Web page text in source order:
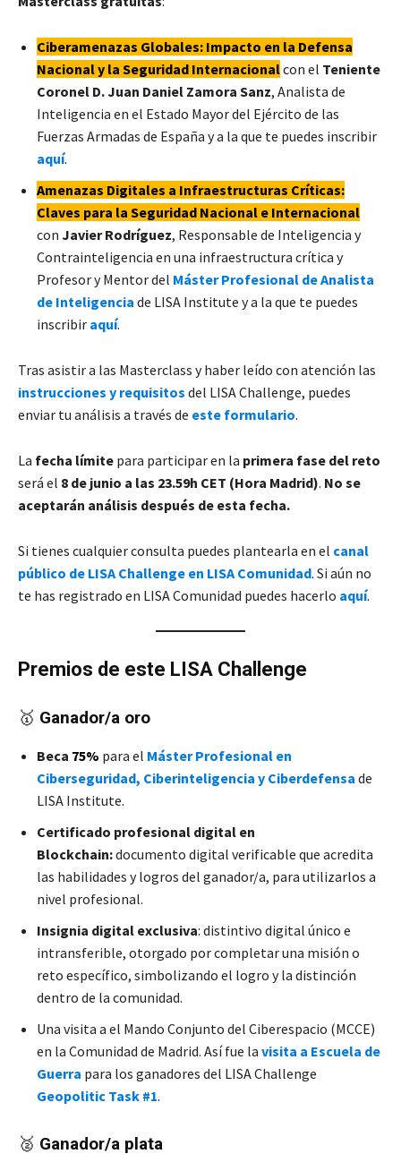
Ciberamenazas Globales: Impacto en la Defensa
Nacional y la Seguridad Internacionalcon el Teniente
Coronel D. Juan Daniel Zamora Sanz, Analista de
Inteligencia en el Estado Mayor del Ejército de las
Fuerzas Armadas de España y a la que te puedes inscribir
aquí.
Amenazas Digitales a Infraestructuras Críticas:
Claves para la Seguridad Nacional e Internacional
con Javier Rodríguez, Responsable de Inteligencia y
Contrainteligencia en una infraestructura crítica y
Profesor y Mentor del Máster Profesional de Analista
de Inteligencia de LISA Institute y a la que te puedes
inscribir aquí.
Tras asistir a las Masterclass y haber leído con atención las
instrucciones y requisitos del LISA Challenge, puedes
enviar tu análisis a través de este formulario.
La fecha límite para participar en la primera fase del reto
será el 8 de junio a las 23.59h CET (Hora Madrid). No se
aceptarán análisis después de esta fecha.
Si tienes cualquier consulta puedes plantearla en el canal
público de LISA Challenge en LISA Comunidad. Si aún no
te has registrado en LISA Comunidad puedes hacerlo aquí.
Premios de este LISA Challenge
🥇 Ganador/a oro
Beca 75% para el Máster Profesional en
Ciberseguridad, Ciberinteligencia y Ciberdefensa de
LISA Institute.
Certificado profesional digital en
Blockchain:documento digital verificable que acredita
las habilidades y logros del ganador/a, para utilizarlos a
nivel profesional.
Insignia digital exclusiva: distintivo digital único e
intransferible, otorgado por completar una misión o
reto específico, simbolizando el logro y la distinción
dentro de la comunidad.
Una visita a el Mando Conjunto del Ciberespacio (MCCE)
en la Comunidad de Madrid. Así fue la visita a Escuela de
Guerra para los ganadores del LISA Challenge
Geopolitic Task #1.
🥈 Ganador/a plata